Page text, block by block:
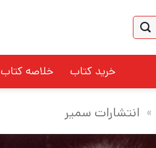
خرید کتاب خلاصه کتاب
» انتشارات سمیر